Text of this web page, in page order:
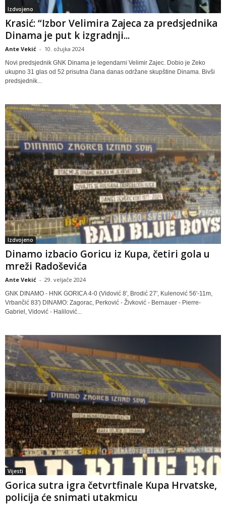
Izdvojeno
Krasić: “Izbor Velimira Zajeca za predsjednika
Dinama je put k izgradnji...
Ante Vekić - 10. ožujka 2024
Novi predsjednik GNK Dinama je legendarni Velimir Zajec. Dobio je Zeko
ukupno 31 glas od 52 prisutna člana danas održane skupštine Dinama. Bivši
predsjednik...
Izdvojeno
Dinamo izbacio Goricu iz Kupa, četiri gola u
mreži Radoševića
Ante Vekić - 29. veljače 2024
GNK DINAMO - HNK GORICA 4-0 (Vidović 8', Brodić 27', Kulenović 56'-11m,
Vrbančić 83') DINAMO: Zagorac, Perković - Živković - Bernauer - Pierre-
Gabriel, Vidović - Halilović...
Vijesti
Gorica sutra igra četvrtfinale Kupa Hrvatske,
policija će snimati utakmicu